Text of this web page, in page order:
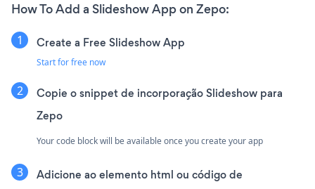
How To Add a Slideshow App on Zepo:
Create a Free Slideshow App
Start for free now
Copie o snippet de incorporação Slideshow para
Zepo
Your code block will be available once you create your app
Adicione ao elemento html ou código de